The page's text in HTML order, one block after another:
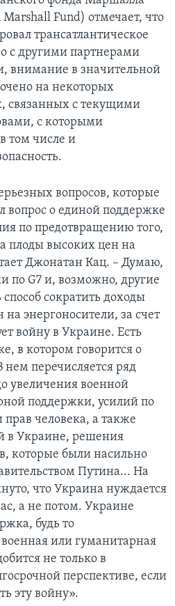
Fund) отмечает, что
трансатлантическое
с другими партнерами
внимание в значительной
на некоторых
связанных с текущими
с которыми
том числе и
вопросов, которые
вопрос о единой поддержке
по предотвращению того,
плоды высоких цен на
Джонатан Кац. – Думаю,
по G7 и, возможно, другие
сократить доходы
энергоносители, за счет
войну в Украине. Есть
в котором говорится о
перечисляется ряд
увеличения военной
поддержки, усилий по
человека, а также
в Украине, решения
которые были насильно
Путина... На
что Украина нуждается
а не потом. Украине
будь то
или гуманитарная
не только в
перспективе, если
эту войну».